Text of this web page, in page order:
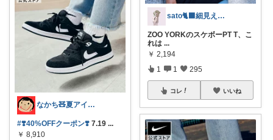
なかち🧸夏アイテム＆便利グッズ✨
#❣️40%OFFクーポン❣️ 7.19 ...
￥ 8,910
sato🐈‍⬛細見え×淡色コーデ
ZOO YORKのスケボーPT T、こ
れは ...
￥ 2,194
1 1 295
コレ いいね